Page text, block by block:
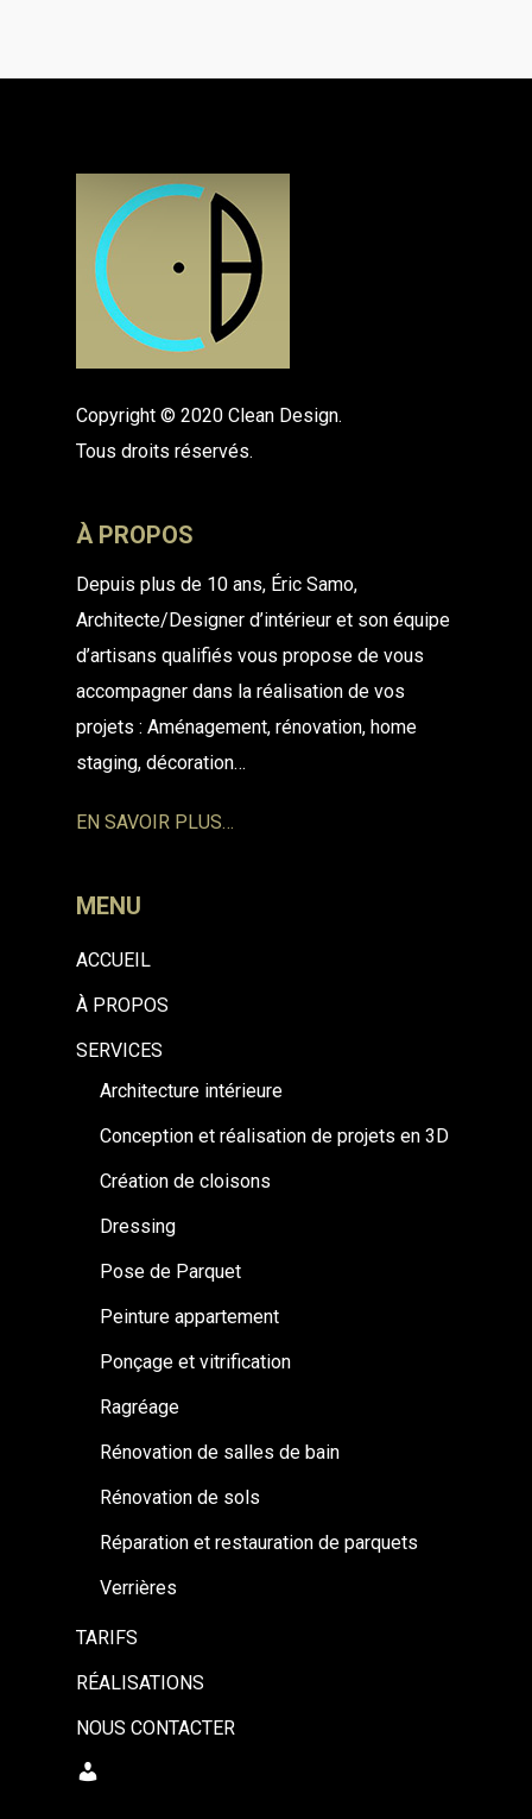
Copyright © 2020 Clean Design.
Tous droits réservés.
À PROPOS
Depuis plus de 10 ans, Éric Samo,
Architecte/Designer d’intérieur et son équipe
d’artisans qualifiés vous propose de vous
accompagner dans la réalisation de vos
projets : Aménagement, rénovation, home
staging, décoration…
EN SAVOIR PLUS…
MENU
ACCUEIL
À PROPOS
SERVICES
Architecture intérieure
Conception et réalisation de projets en 3D
Création de cloisons
Dressing
Pose de Parquet
Peinture appartement
Ponçage et vitrification
Ragréage
Rénovation de salles de bain
Rénovation de sols
Réparation et restauration de parquets
Verrières
TARIFS
RÉALISATIONS
NOUS CONTACTER